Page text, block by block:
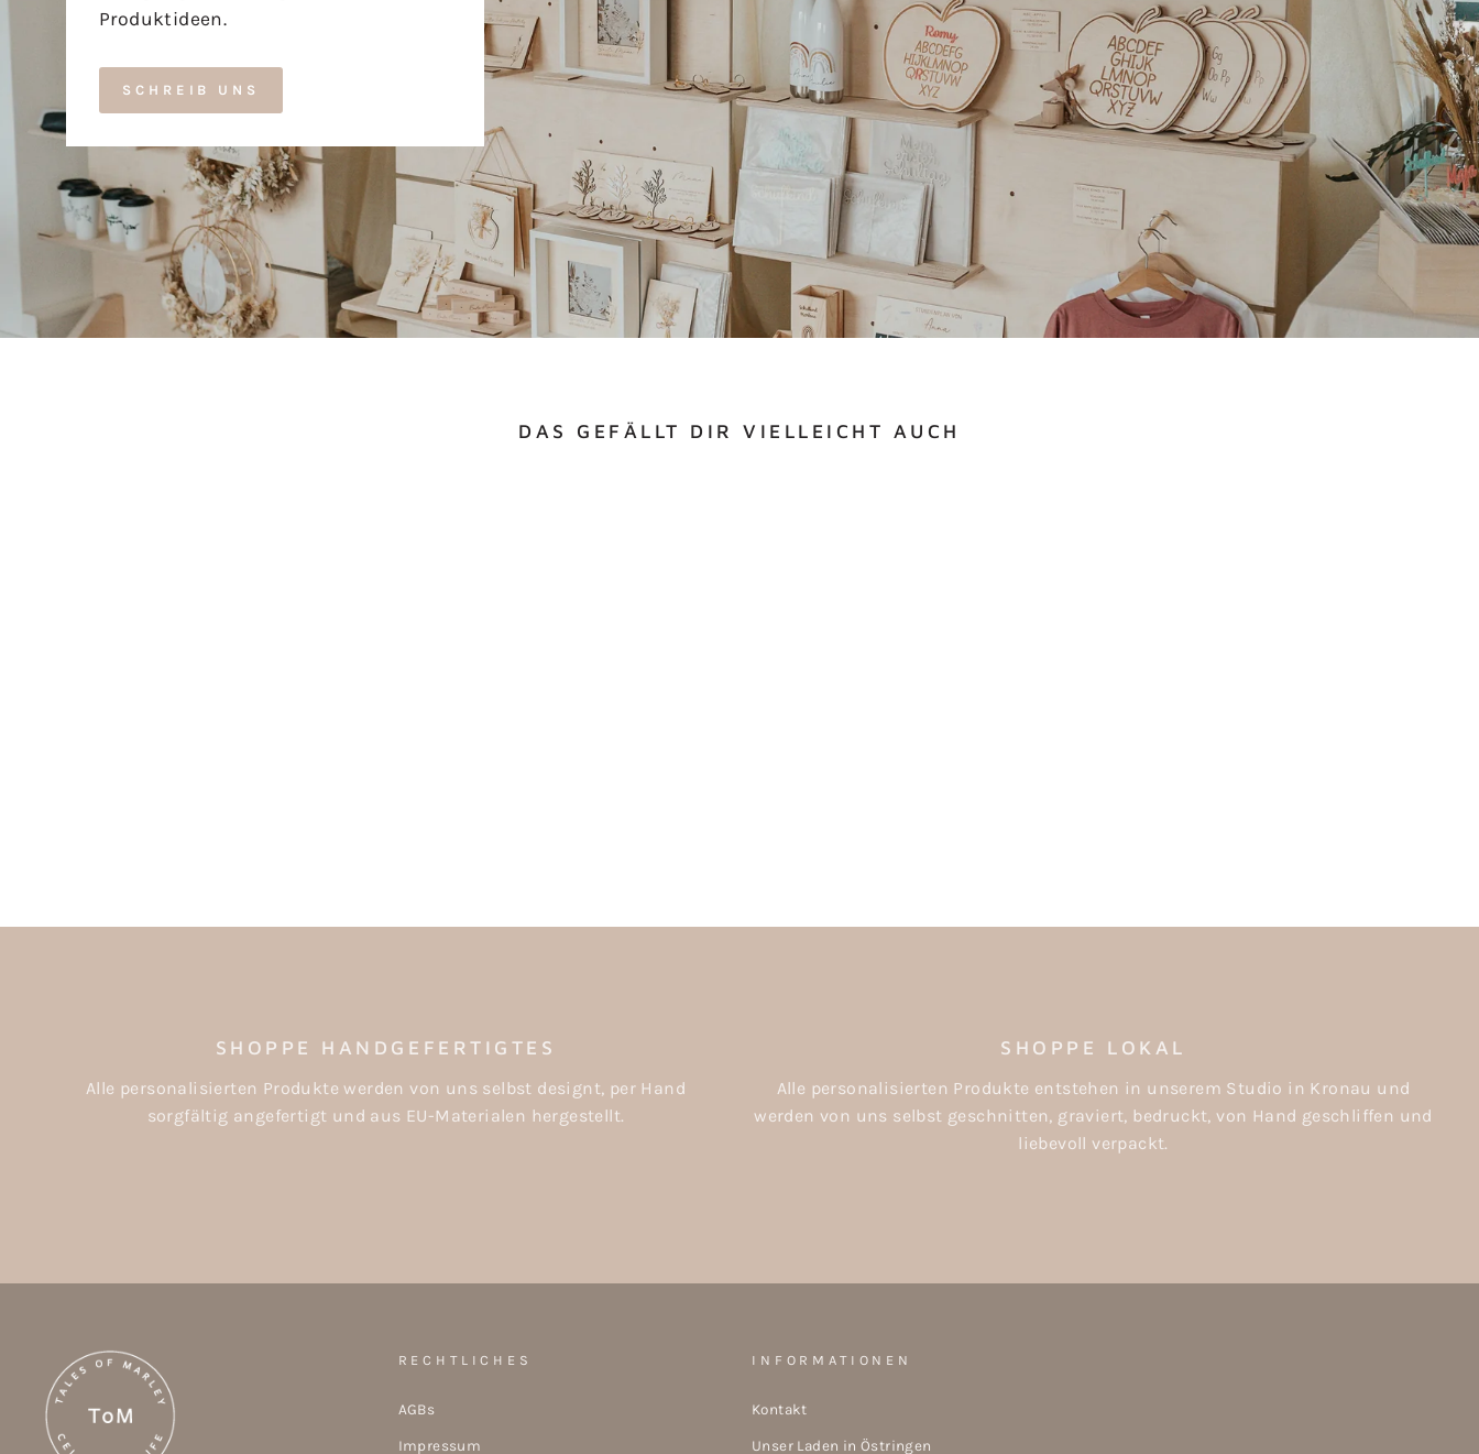
Produktideen.
SCHREIB UNS
DAS GEFÄLLT DIR VIELLEICHT AUCH
SHOPPE HANDGEFERTIGTES
Alle personalisierten Produkte werden von uns selbst designt, per Hand
sorgfältig angefertigt und aus EU-Materialen hergestellt.
SHOPPE LOKAL
Alle personalisierten Produkte entstehen in unserem Studio in Kronau und
werden von uns selbst geschnitten, graviert, bedruckt, von Hand geschliffen und
liebevoll verpackt.
RECHTLICHES
AGBs
Impressum
INFORMATIONEN
Kontakt
Unser Laden in Östringen